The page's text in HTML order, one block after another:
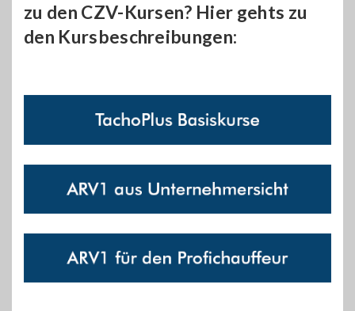
zu den CZV-Kursen? Hier gehts zu
den Kursbeschreibungen: